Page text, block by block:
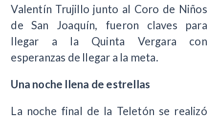
Valentín Trujillo junto al Coro de Niños
de San Joaquín, fueron claves para
llegar a la Quinta Vergara con
esperanzas de llegar a la meta.
Una noche llena de estrellas
La noche final de la Teletón se realizó